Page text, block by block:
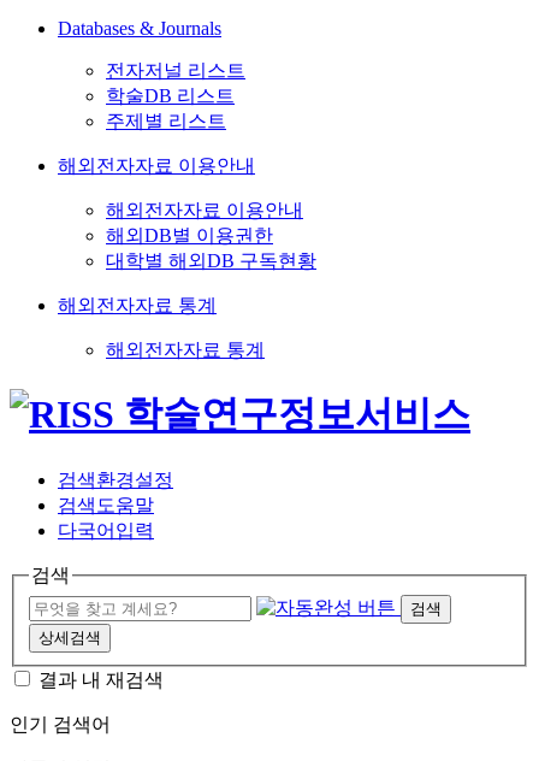
Databases & Journals
전자저널 리스트
학술DB 리스트
주제별 리스트
해외전자자료 이용안내
해외전자자료 이용안내
해외DB별 이용권한
대학별 해외DB 구독현황
해외전자자료 통계
해외전자자료 통계
검색환경설정
검색도움말
다국어입력
검색
검색
상세검색
결과 내 재검색
인기 검색어